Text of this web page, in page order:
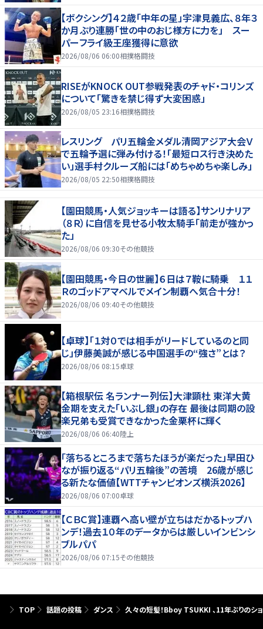
【ボクシング】４２歳「中年の星」宇津見義広、８年３
か月ぶり連勝「世の中のおじ様方に力を」 スー
パーフライ級王座獲得に意欲
2026/08/06 06:00相撲格闘技
RISEがKNOCK OUT参戦発表のチャド・コリンズ
について「驚きを禁じ得ず大変困惑」
2026/08/05 23:16相撲格闘技
レスリング パリ五輪金メダル清岡アジア大会Ｖ
で五輪予選に弾み付ける！「最短ロス行き決めた
い」選手村クルーズ船には「めちゃめちゃ楽しみ」
2026/08/05 22:50相撲格闘技
【園田競馬・人気ジョッキーは語る】サンリナリア
（８Ｒ）に自信を見せる小牧太騎手「前走が強かっ
た」
2026/08/06 09:30その他競技
【園田競馬・今日の世麗】６日は７鞍に騎乗 １１
Ｒのゴッドアマベルでメイン制覇へ気合十分！
2026/08/06 09:40その他競技
【卓球】「１対０では相手がリードしているのと同
じ」伊藤美誠が感じる中国選手の“強さ”とは？
2026/08/06 08:15卓球
【箱根駅伝 名ランナー列伝】大津顕杜 東洋大黄
金期を支えた「いぶし銀」の存在 最後は同期の設
楽兄弟も受賞できなかった金栗杯に輝く
2026/08/06 06:40陸上
「落ちるところまで落ちたほうが楽だった」早田ひ
なが振り返る“パリ五輪後”の苦境 26歳が感じ
る新たな価値【WTTチャンピオンズ横浜2026】
2026/08/06 07:00卓球
【ＣＢＣ賞】連覇へ高い壁が立ちはだかるトップハ
ンデ！過去１０年のデータからは厳しいインビンシ
ブルパパ
2026/08/06 07:15その他競技
TOP 話題の投稿 ダンス 久々の短髪！Bboy TSUKKI 、11年ぶりのシ